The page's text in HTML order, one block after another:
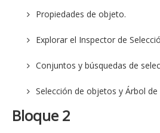
Propiedades de objeto.
Explorar el Inspector de
Conjuntos y búsquedas de
Selección de objetos y Árbol de
Bloque 2